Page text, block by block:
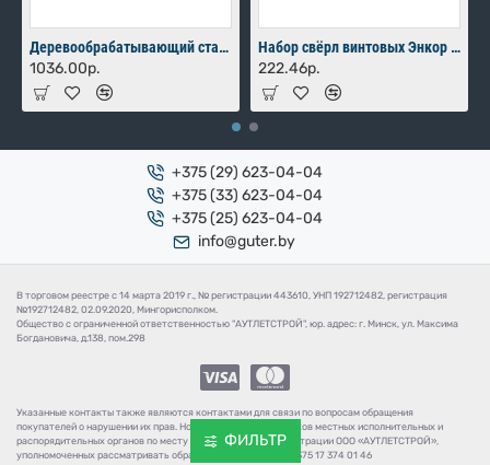
Деревообрабатывающий станок Мастер-Практик 2000
1036.00р.
Набор свёрл винтовых Энкор для дерева 8 шт (10-24х460 мм) в коробке
222.46р.
+375 (29) 623-04-04
+375 (33) 623-04-04
+375 (25) 623-04-04
info@guter.by
В торговом реестре с 14 марта 2019 г., № регистрации 443610, УНП 192712482, регистрация
№192712482, 02.09.2020, Мингорисполком.
Общество с ограниченной ответственностью "АУТЛЕТСТРОЙ", юр. адрес: г. Минск, ул. Максима
Богдановича, д.138, пом.298
Указанные контакты также являются контактами для связи по вопросам обращения
покупателей о нарушении их прав. Номер телефона работников местных исполнительных и
распорядительных органов по месту государственной регистрации ООО «АУТЛЕТСТРОЙ»,
уполномоченных рассматривать обращения покупателей: +375 17 374 01 46
ФИЛЬТР